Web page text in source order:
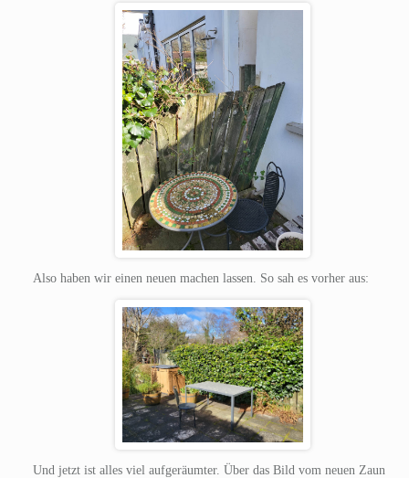
Also haben wir einen neuen machen lassen. So sah es vorher aus:
Und jetzt ist alles viel aufgeräumter. Über das Bild vom neuen Zaun